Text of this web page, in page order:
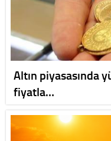
Altın piyasasında
fiyatla…